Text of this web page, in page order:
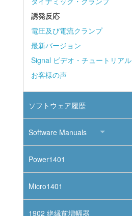
誘発反応
電圧及び電流クランプ
最新バージョン
Signal ビデオ・チュートリアル
お客様の声
ソフトウェア履歴
Software Manuals
Power1401
Micro1401
1902 絶縁前増幅器